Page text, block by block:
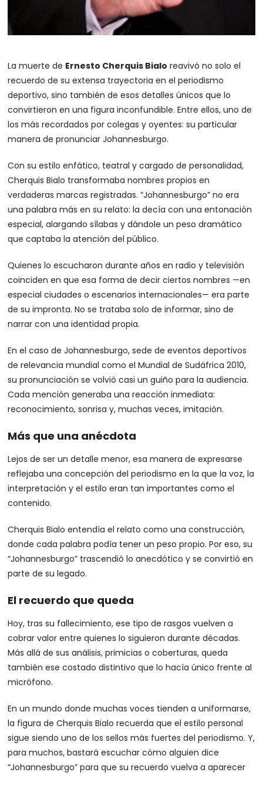
La muerte de Ernesto Cherquis Bialo reavivó no solo el
recuerdo de su extensa trayectoria en el periodismo
deportivo, sino también de esos detalles únicos que lo
convirtieron en una figura inconfundible. Entre ellos, uno de
los más recordados por colegas y oyentes: su particular
manera de pronunciar Johannesburgo.
Con su estilo enfático, teatral y cargado de personalidad,
Cherquis Bialo transformaba nombres propios en
verdaderas marcas registradas. “Johannesburgo” no era
una palabra más en su relato: la decía con una entonación
especial, alargando sílabas y dándole un peso dramático
que captaba la atención del público.
Quienes lo escucharon durante años en radio y televisión
coinciden en que esa forma de decir ciertos nombres —en
especial ciudades o escenarios internacionales— era parte
de su impronta. No se trataba solo de informar, sino de
narrar con una identidad propia.
En el caso de Johannesburgo, sede de eventos deportivos
de relevancia mundial como el Mundial de Sudáfrica 2010,
su pronunciación se volvió casi un guiño para la audiencia.
Cada mención generaba una reacción inmediata:
reconocimiento, sonrisa y, muchas veces, imitación.
Más que una anécdota
Lejos de ser un detalle menor, esa manera de expresarse
reflejaba una concepción del periodismo en la que la voz, la
interpretación y el estilo eran tan importantes como el
contenido.
Cherquis Bialo entendía el relato como una construcción,
donde cada palabra podía tener un peso propio. Por eso, su
“Johannesburgo” trascendió lo anecdótico y se convirtió en
parte de su legado.
El recuerdo que queda
Hoy, tras su fallecimiento, ese tipo de rasgos vuelven a
cobrar valor entre quienes lo siguieron durante décadas.
Más allá de sus análisis, primicias o coberturas, queda
también ese costado distintivo que lo hacía único frente al
micrófono.
En un mundo donde muchas voces tienden a uniformarse,
la figura de Cherquis Bialo recuerda que el estilo personal
sigue siendo uno de los sellos más fuertes del periodismo. Y,
para muchos, bastará escuchar cómo alguien dice
“Johannesburgo” para que su recuerdo vuelva a aparecer